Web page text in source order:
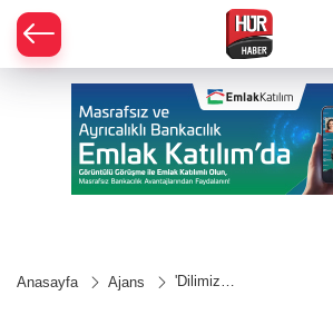
Anasayfa Ajans
'Dilimiz